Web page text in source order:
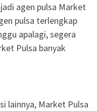
agen pulsa Market
pulsa terlengkap
apalagi, segera
Pulsa banyak
lainnya, Market Pulsa